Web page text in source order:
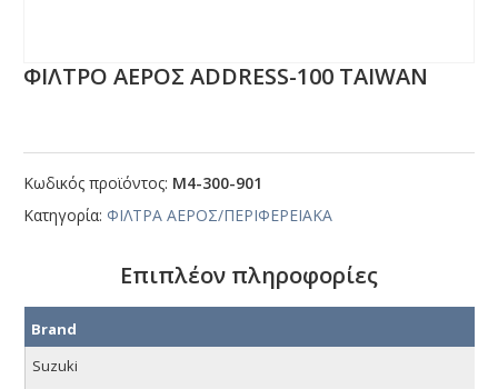
ΦΙΛΤΡΟ ΑΕΡΟΣ ΑDDRΕSS-100 ΤΑΙWΑΝ
Κωδικός προϊόντος: Μ4-300-901
Κατηγορία: ΦΙΛΤΡΑ ΑΕΡΟΣ/ΠΕΡΙΦΕΡΕΙΑΚΑ
Επιπλέον πληροφορίες
Brand
Suzuki